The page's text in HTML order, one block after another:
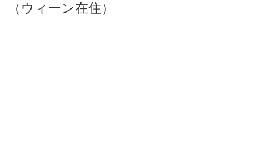
（ウィーン在住）